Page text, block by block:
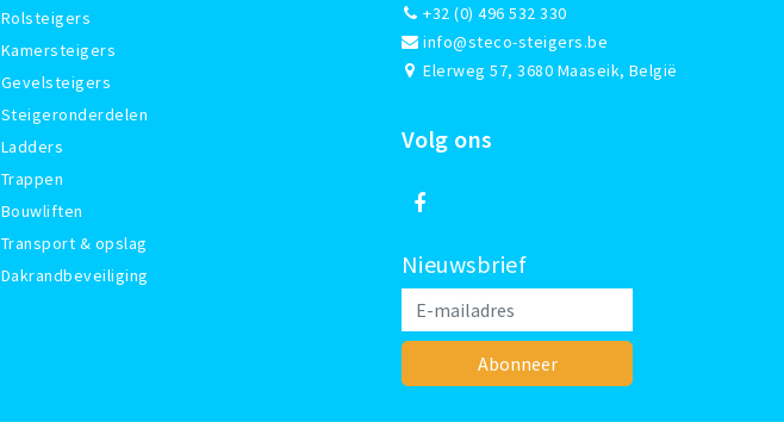
Rolsteigers
Kamersteigers
Gevelsteigers
Steigeronderdelen
Ladders
Trappen
Bouwliften
Transport & opslag
Dakrandbeveiliging
+32 (0) 496 532 330
info@steco-steigers.be
Elerweg 57, 3680 Maaseik, België
Volg ons
Nieuwsbrief
Abonneer